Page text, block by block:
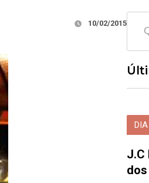
10/02/2015
J.C